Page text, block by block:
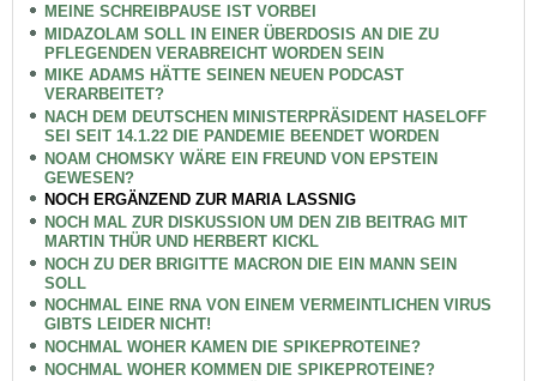
MEINE SCHREIBPAUSE IST VORBEI
MIDAZOLAM SOLL IN EINER ÜBERDOSIS AN DIE ZU
PFLEGENDEN VERABREICHT WORDEN SEIN
MIKE ADAMS HÄTTE SEINEN NEUEN PODCAST
VERARBEITET?
NACH DEM DEUTSCHEN MINISTERPRÄSIDENT HASELOFF
SEI SEIT 14.1.22 DIE PANDEMIE BEENDET WORDEN
NOAM CHOMSKY WÄRE EIN FREUND VON EPSTEIN
GEWESEN?
NOCH ERGÄNZEND ZUR MARIA LASSNIG
NOCH MAL ZUR DISKUSSION UM DEN ZIB BEITRAG MIT
MARTIN THÜR UND HERBERT KICKL
NOCH ZU DER BRIGITTE MACRON DIE EIN MANN SEIN
SOLL
NOCHMAL EINE RNA VON EINEM VERMEINTLICHEN VIRUS
GIBTS LEIDER NICHT!
NOCHMAL WOHER KAMEN DIE SPIKEPROTEINE?
NOCHMAL WOHER KOMMEN DIE SPIKEPROTEINE?